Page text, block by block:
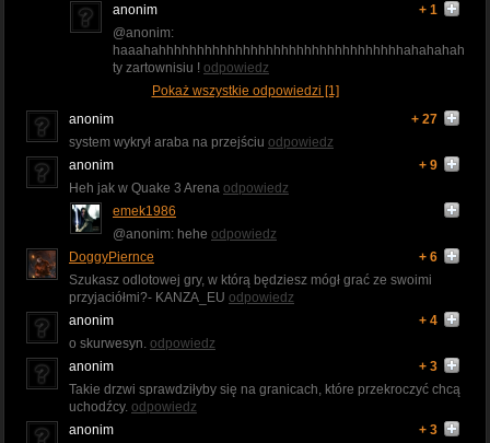
anonim
+ 1
@anonim:
ty zartownisiu ! odpowiedz
Pokaż wszystkie odpowiedzi [1]
anonim
+ 27
system wykrył araba na przejściu odpowiedz
anonim
+ 9
Heh jak w Quake 3 Arena odpowiedz
emek1986
@anonim: hehe odpowiedz
DoggyPiernce
+ 6
Szukasz odlotowej gry, w którą będziesz mógł grać ze swoimi
przyjaciółmi?- KANZA_EU odpowiedz
anonim
+ 4
o skurwesyn. odpowiedz
anonim
+ 3
Takie drzwi sprawdziłyby się na granicach, które przekroczyć chcą
uchodźcy. odpowiedz
anonim
+ 3